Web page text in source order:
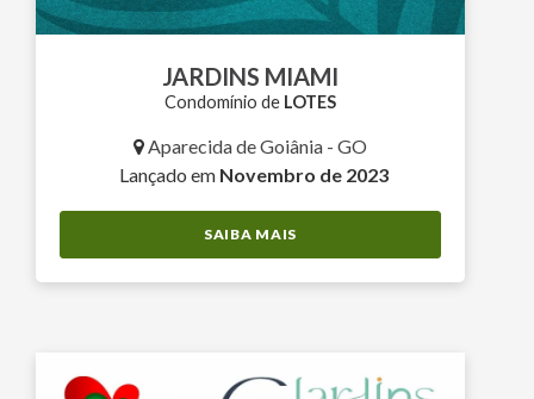
JARDINS MIAMI
Condomínio de LOTES
Aparecida de Goiânia - GO
Lançado em Novembro de 2023
SAIBA MAIS